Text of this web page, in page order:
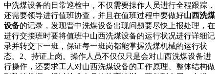
中洗煤设备的日常巡检中，不仅需要操作人员进行全程跟踪，
还需要领导进行值班协查，并且在值班过程中要做好山西洗煤
设备的记录，发现晋中洗煤设备出现问题要尽快上报处理，在
进行交接班时要将值班中山西洗煤设备的运行状况进行详细记
录并转交下一班，保证每一班岗都能掌握洗煤机械的运行状
态。2、持证上岗。操作人员不仅仅只是会对山西洗煤设备进
行操作，还要求工人对山西洗煤设备的工作原理、整体结构做